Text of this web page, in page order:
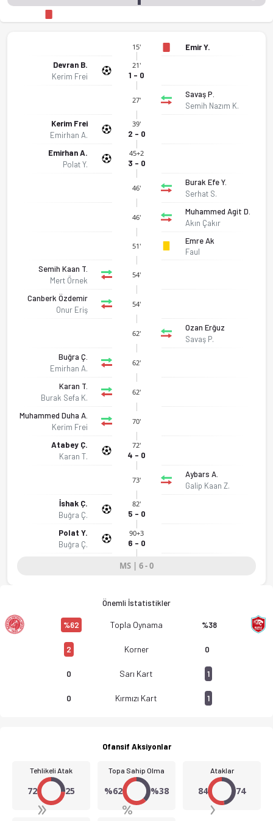
Batman Petrol Spor - Kepez Spor Futbol 6-0 bitti. Gol
15'
Emir Y.
Devran B.
Kerim Frei
21'
1 - 0
27'
Savaş P.
Semih Nazım K.
Kerim Frei
Emirhan A.
39'
2 - 0
Emirhan A.
Polat Y.
45+2
3 - 0
46'
Burak Efe Y.
Serhat S.
46'
Muhammed Agit D.
Akın Çakır
51'
Emre Ak
Faul
Semih Kaan T.
Mert Örnek
54'
Canberk Özdemir
Onur Eriş
54'
62'
Ozan Erğuz
Savaş P.
Buğra Ç.
Emirhan A.
62'
Karan T.
Burak Sefa K.
62'
Muhammed Duha A.
Kerim Frei
70'
Atabey Ç.
Karan T.
72'
4 - 0
73'
Aybars A.
Galip Kaan Z.
İshak Ç.
Buğra Ç.
82'
5 - 0
Polat Y.
Buğra Ç.
90+3
6 - 0
MS | 6 - 0
Önemli İstatistikler
%62 Topla Oynama %38
2 Korner 0
0 Sarı Kart 1
0 Kırmızı Kart 1
Ofansif Aksiyonlar
Tehlikeli Atak
72 25
Topa Sahip Olma
%62 %38
Ataklar
84 74